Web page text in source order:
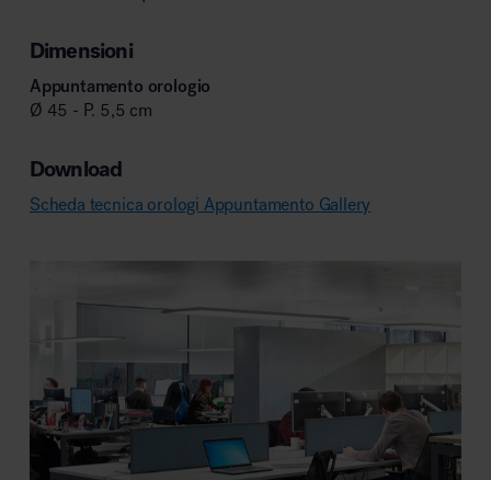
Dimensioni
Appuntamento orologio
Ø 45 - P. 5,5 cm
Download
Scheda tecnica orologi Appuntamento Gallery